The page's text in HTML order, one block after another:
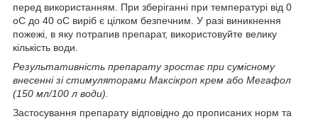
перед використанням. При зберіганні при температурі від 0
оС до 40 оС виріб є цілком безпечним. У разі виникнення
пожежі, в яку потрапив препарат, використовуйте велику
кількість води.
Результативність препарату зростає при сумісному
внесенні зі стимуляторами Максікроп крем або Мегафол
(150 мл/100 л води).
Застосування препарату відповідно до прописаних норм та